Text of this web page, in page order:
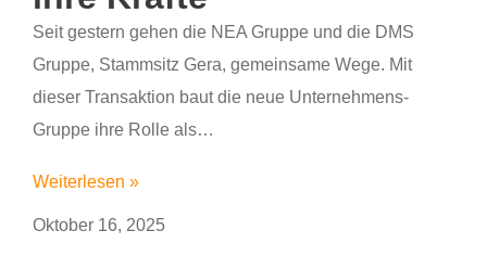
Seit gestern gehen die NEA Gruppe und die DMS
Gruppe, Stammsitz Gera, gemeinsame Wege. Mit
dieser Transaktion baut die neue Unternehmens-
Gruppe ihre Rolle als…
Weiterlesen »
Oktober 16, 2025